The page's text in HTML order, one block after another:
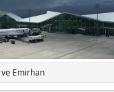
ve Emirhan